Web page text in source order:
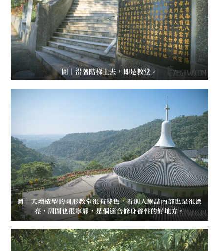
圖｜沿著階梯上去，即是教堂。
圖｜天壇造型的圓形教堂很有特色，看別人網誌內部也是很漂
亮，周圍也很寧靜，是個適合修身養性的好地方。